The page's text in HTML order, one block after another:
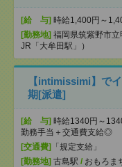
[給 与] 時給1,400円～
[勤務地] 福岡県筑紫野市立
JR「大牟田駅」）
【intimissimi】で
期[派遣]
[給 与] 時給1340円～
勤務手当＋交通費支給◎
[交通費]
「規定支給」
[勤務地] 古島駅 / おもろま